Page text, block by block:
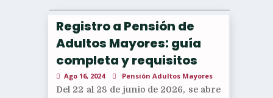
Registro a Pensión de
Adultos Mayores: guía
completa y requisitos
Ago 16, 2024 Pensión Adultos Mayores
Del 22 al 28 de junio de 2026, se abre